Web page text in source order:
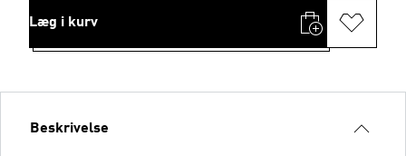
Læg i kurv
Beskrivelse